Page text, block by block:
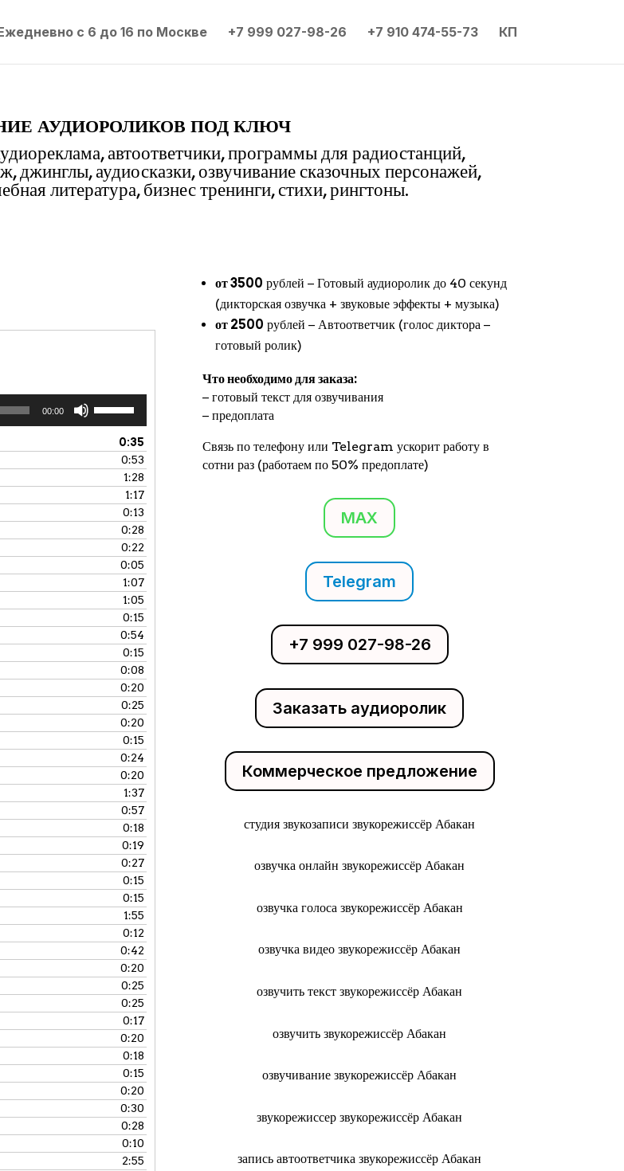
с 6 до 16 по Москве +7 999 027-98-26 +7 910 474-55-73 КП
аудиороликов под ключ
автоответчики, программы для радиостанций,
джинглы, аудиосказки, озвучивание сказочных персонажей,
литература, бизнес тренинги, стихи, рингтоны.
00:00
вверх/
вниз,
чтобы
увеличить
или
уменьшить
громкость.
0:35
0:53
1:28
1:17
0:13
0:28
0:22
0:05
1:07
1:05
0:15
0:54
0:15
0:08
0:20
0:25
0:20
0:15
0:24
0:20
1:37
0:57
0:18
0:19
0:27
0:15
0:15
1:55
0:12
0:42
0:20
0:25
0:25
0:17
0:20
0:18
0:15
0:20
0:30
0:28
0:10
2:55
от 3500 рублей − Готовый аудиоролик до 40 секунд
(дикторская озвучка + звуковые эффекты + музыка)
от 2500 рублей − Автоответчик (голос диктора −
готовый ролик)
Что необходимо для заказа:
− готовый текст для озвучивания
− предоплата
Связь по телефону или Telegram ускорит работу в
сотни раз (работаем по 50% предоплате)
MAX
Telegram
+7 999 027-98-26
Заказать аудиоролик
Коммерческое предложение
студия звукозаписи звукорежиссёр Абакан
озвучка онлайн звукорежиссёр Абакан
озвучка голоса звукорежиссёр Абакан
озвучка видео звукорежиссёр Абакан
озвучить текст звукорежиссёр Абакан
озвучить звукорежиссёр Абакан
озвучивание звукорежиссёр Абакан
звукорежиссер звукорежиссёр Абакан
запись автоответчика звукорежиссёр Абакан